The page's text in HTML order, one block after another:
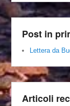
Post in
Lettera da
Articoli